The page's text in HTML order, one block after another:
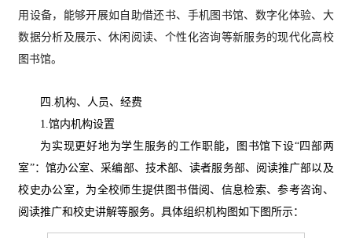
用设备，能够开展如自助借还书、手机图书馆、数字化体验、大
数据分析及展示、休闲阅读、个性化咨询等新服务的现代化高校
图书馆。
四.机构、人员、经费
1.馆内机构设置
为实现更好地为学生服务的工作职能，图书馆下设“四部两
室”：馆办公室、采编部、技术部、读者服务部、阅读推广部以及
校史办公室，为全校师生提供图书借阅、信息检索、参考咨询、
阅读推广和校史讲解等服务。具体组织机构图如下图所示：